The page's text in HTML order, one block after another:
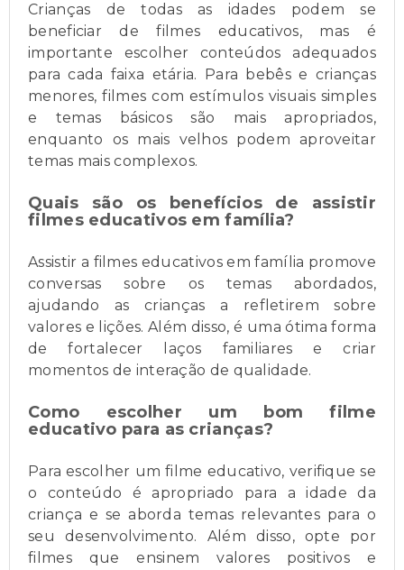
Crianças de todas as idades podem se
beneficiar de filmes educativos, mas é
importante escolher conteúdos adequados
para cada faixa etária. Para bebês e crianças
menores, filmes com estímulos visuais simples
e temas básicos são mais apropriados,
enquanto os mais velhos podem aproveitar
temas mais complexos.
Quais são os benefícios de assistir
filmes educativos em família?
Assistir a filmes educativos em família promove
conversas sobre os temas abordados,
ajudando as crianças a refletirem sobre
valores e lições. Além disso, é uma ótima forma
de fortalecer laços familiares e criar
momentos de interação de qualidade.
Como escolher um bom filme
educativo para as crianças?
Para escolher um filme educativo, verifique se
o conteúdo é apropriado para a idade da
criança e se aborda temas relevantes para o
seu desenvolvimento. Além disso, opte por
filmes que ensinem valores positivos e